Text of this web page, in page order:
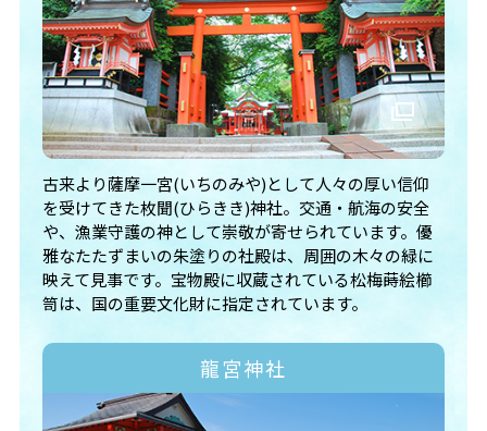
古来より薩摩一宮(いちのみや)として人々の厚い信仰
を受けてきた枚聞(ひらきき)神社。交通・航海の安全
や、漁業守護の神として崇敬が寄せられています。優
雅なたたずまいの朱塗りの社殿は、周囲の木々の緑に
映えて見事です。宝物殿に収蔵されている松梅蒔絵櫛
笥は、国の重要文化財に指定されています。
龍宮神社